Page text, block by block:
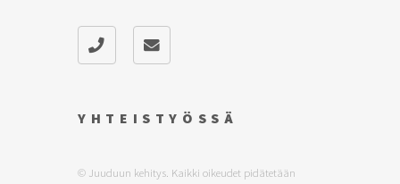
YHTEISTYÖSSÄ
© Juuduun kehitys. Kaikki oikeudet pidätetään